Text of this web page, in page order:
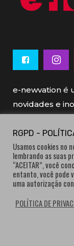
e-newvation é
novidades e
e-newvation
Ano”, o
consumidores.
RGPD -
Usamos cookies no
lembrando as suas
“ACEITAR”, você
entanto, você pode
uma autorização
POLÍTICA DE